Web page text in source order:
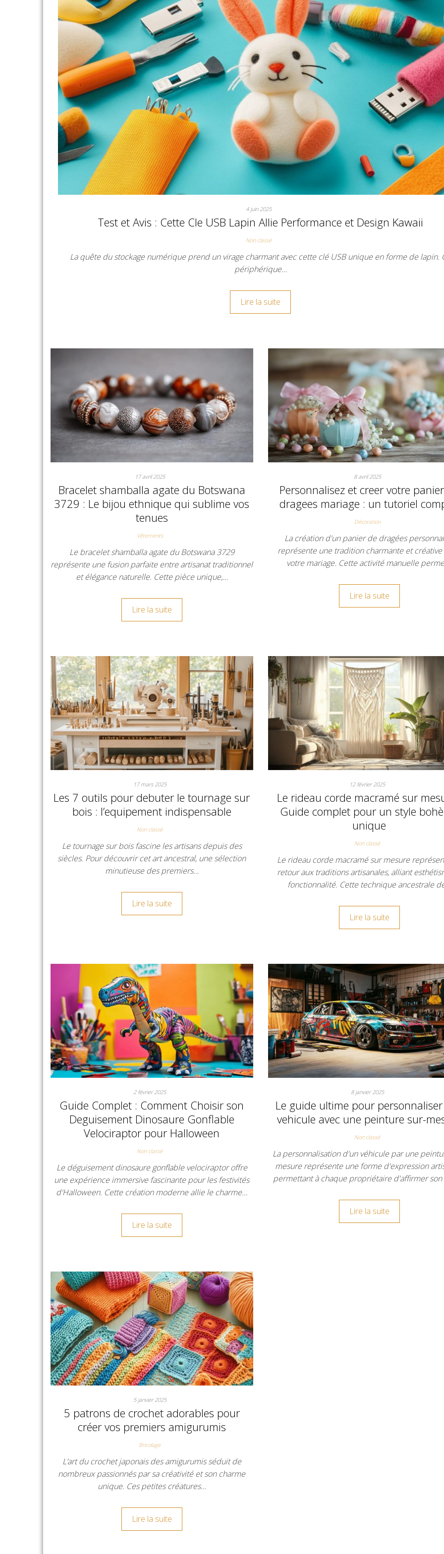
4 juin 2025
Test et Avis : Cette Cle USB Lapin Allie Performance et Design Kawaii
Non classé
La quête du stockage numérique prend un virage charmant avec cette clé USB unique en forme de lapin.
périphérique…
Lire la suite
17 avril 2025
Bracelet shamballa agate du Botswana
3729 : Le bijou ethnique qui sublime vos
tenues
Vêtements
Le bracelet shamballa agate du Botswana 3729
représente une fusion parfaite entre artisanat traditionnel
et élégance naturelle. Cette pièce unique,…
Lire la suite
8 avril 2025
Personnalisez et creer votre
dragees mariage : un tutoriel
Décoration
La création d'un panier de dragées
représente une tradition charmante et
votre mariage. Cette activité manuelle
Lire la suite
17 mars 2025
Les 7 outils pour debuter le tournage sur
bois : l’equipement indispensable
Non classé
Le tournage sur bois fascine les artisans depuis des
siècles. Pour découvrir cet art ancestral, une sélection
minutieuse des premiers…
Lire la suite
12 février 2025
Le rideau corde macramé sur
Guide complet pour un style
unique
Non classé
Le rideau corde macramé sur mesure
retour aux traditions artisanales, alliant
fonctionnalité. Cette technique ancestrale
Lire la suite
2 février 2025
Guide Complet : Comment Choisir son
Deguisement Dinosaure Gonflable
Velociraptor pour Halloween
Non classé
Le déguisement dinosaure gonflable velociraptor offre
une expérience immersive fascinante pour les festivités
d'Halloween. Cette création moderne allie le charme…
Lire la suite
8 janvier 2025
Le guide ultime pour
vehicule avec une peinture sur-
Non classé
La personnalisation d'un véhicule par une
mesure représente une forme d'expression
permettant à chaque propriétaire d'affirmer
Lire la suite
5 janvier 2025
5 patrons de crochet adorables pour
créer vos premiers amigurumis
Bricolage
L’art du crochet japonais des amigurumis séduit de
nombreux passionnés par sa créativité et son charme
unique. Ces petites créatures…
Lire la suite